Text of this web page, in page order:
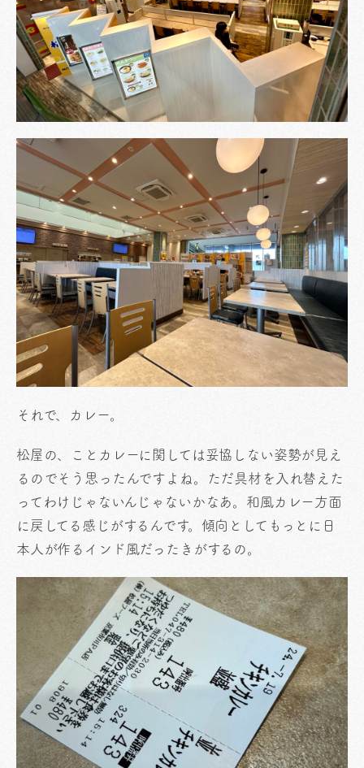
それで、カレー。
松屋の、ことカレーに関しては妥協しない姿勢が見え
るのでそう思ったんですよね。ただ具材を入れ替えた
ってわけじゃないんじゃないかなあ。和風カレー方面
に戻してる感じがするんです。傾向としてもっとに日
本人が作るインド風だったきがするの。